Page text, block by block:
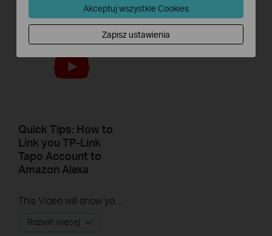
Quick Tips: How to
Link you TP-Link
Tapo Account to
Amazon Alexa
Rozwiń więcej
Akceptuj wszystkie Cookies
Zapisz ustawienia